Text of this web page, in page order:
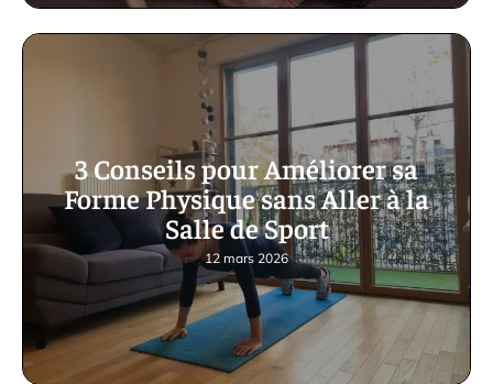
3 Conseils pour Améliorer sa
Forme Physique sans Aller à la
Salle de Sport
12 mars 2026